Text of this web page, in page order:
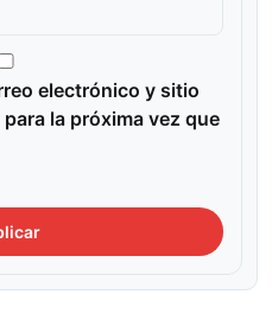
electrónico y sitio
la próxima vez que